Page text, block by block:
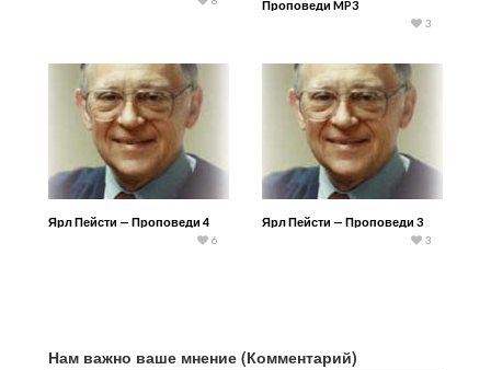
Проповеди MP3
3
Ярл Пейсти — Проповеди 4
6
Ярл Пейсти — Проповеди 3
3
Нам важно ваше мнение (Комментарий)